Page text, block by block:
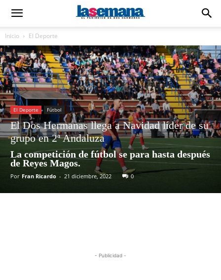
Inicio El Deporte
El Deporte Fútbol
El Dos Hermanas llega a Navidad líder de su
grupo en 2ª Andaluza
La competición de fútbol se para hasta después
de Reyes Magos.
Por Fran Ricardo - 21 diciembre, 2022 0
- Publicidad -